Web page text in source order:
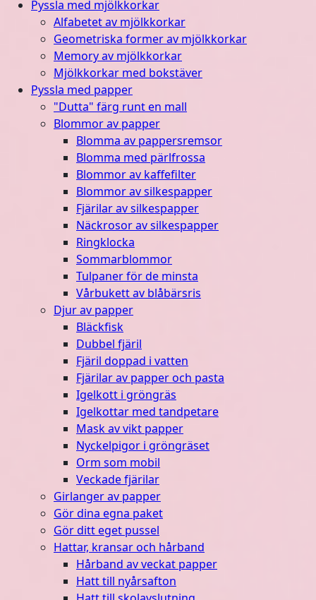
Pyssla med mjölkkorkar
Alfabetet av mjölkkorkar
Geometriska former av mjölkkorkar
Memory av mjölkkorkar
Mjölkkorkar med bokstäver
Pyssla med papper
"Dutta" färg runt en mall
Blommor av papper
Blomma av pappersremsor
Blomma med pärlfrossa
Blommor av kaffefilter
Blommor av silkespapper
Fjärilar av silkespapper
Näckrosor av silkespapper
Ringklocka
Sommarblommor
Tulpaner för de minsta
Vårbukett av blåbärsris
Djur av papper
Bläckfisk
Dubbel fjäril
Fjäril doppad i vatten
Fjärilar av papper och pasta
Igelkott i gröngräs
Igelkottar med tandpetare
Mask av vikt papper
Nyckelpigor i gröngräset
Orm som mobil
Veckade fjärilar
Girlanger av papper
Gör dina egna paket
Gör ditt eget pussel
Hattar, kransar och hårband
Hårband av veckat papper
Hatt till nyårsafton